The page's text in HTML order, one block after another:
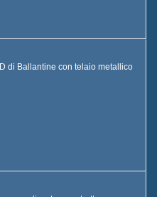
di Ballantine con telaio metallico